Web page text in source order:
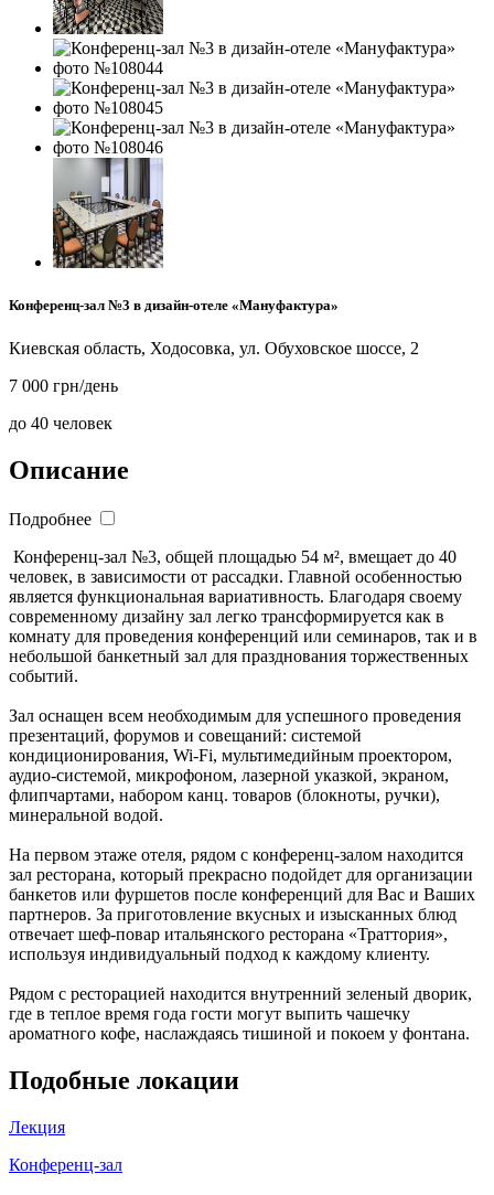
Конференц-зал №3 в дизайн-отеле «Мануфактура»
Киевская область, Ходосовка, ул. Обуховское шоссе, 2
7 000 грн/день
до 40 человек
Описание
Подробнее
Конференц-зал №3, общей площадью 54 м², вмещает до 40
человек, в зависимости от рассадки. Главной особенностью
является функциональная вариативность. Благодаря своему
современному дизайну зал легко трансформируется как в
комнату для проведения конференций или семинаров, так и в
небольшой банкетный зал для празднования торжественных
событий.
Зал оснащен всем необходимым для успешного проведения
презентаций, форумов и совещаний: системой
кондиционирования, Wi-Fi, мультимедийным проектором,
аудио-системой, микрофоном, лазерной указкой, экраном,
флипчартами, набором канц. товаров (блокноты, ручки),
минеральной водой.
На первом этаже отеля, рядом с конференц-залом находится
зал ресторана, который прекрасно подойдет для организации
банкетов или фуршетов после конференций для Вас и Ваших
партнеров. За приготовление вкусных и изысканных блюд
отвечает шеф-повар итальянского ресторана «Траттория»,
используя индивидуальный подход к каждому клиенту.
Рядом с ресторацией находится внутренний зеленый дворик,
где в теплое время года гости могут выпить чашечку
ароматного кофе, наслаждаясь тишиной и покоем у фонтана.
Подобные локации
Лекция
Конференц-зал